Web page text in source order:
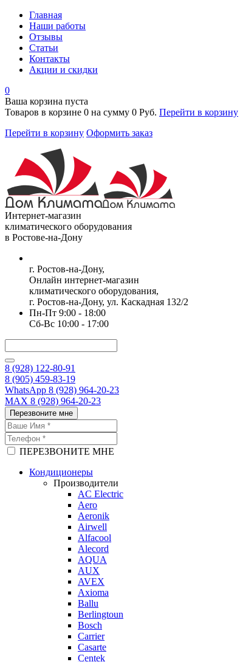
Главная
Наши работы
Отзывы
Статьи
Контакты
Акции и скидки
0
Ваша корзина пуста
Товаров в корзине 0 на сумму 0 Руб. Перейти в корзину
Перейти в корзину Оформить заказ
Интернет-магазин
климатического оборудования
в Ростове-на-Дону
г. Ростов-на-Дону,
Онлайн интернет-магазин
климатического оборудования,
г. Ростов-на-Дону, ул. Каскадная 132/2
Пн-Пт 9:00 - 18:00
Сб-Вс 10:00 - 17:00
8 (928) 122-80-91
8 (905) 459-83-19
WhatsApp 8 (928) 964-20-23
MAX 8 (928) 964-20-23
Перезвоните мне
ПЕРЕЗВОНИТЕ МНЕ
Кондиционеры
Производители
AC Electric
Aero
Aeronik
Airwell
Alfacool
Alecord
AQUA
AUX
AVEX
Axioma
Ballu
Berlingtoun
Bosch
Carrier
Casarte
Centek